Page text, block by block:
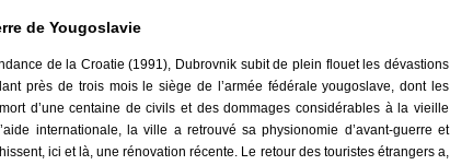
de Yougoslavie
de la Croatie (1991), Dubrovnik subit de plein flouet les dévastions
près de trois mois le siège de l’armée fédérale yougoslave, dont les
d’une centaine de civils et des dommages considérables à la vieille
internationale, la ville a retrouvé sa physionomie d’avant-guerre et
ici et là, une rénovation récente. Le retour des touristes étrangers a,